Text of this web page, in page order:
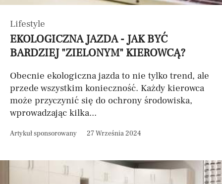
Lifestyle
EKOLOGICZNA JAZDA - JAK BYĆ
BARDZIEJ "ZIELONYM" KIEROWCĄ?
Obecnie ekologiczna jazda to nie tylko trend, ale
przede wszystkim konieczność. Każdy kierowca
może przyczynić się do ochrony środowiska,
wprowadzając kilka...
Artykuł sponsorowany 27 Września 2024